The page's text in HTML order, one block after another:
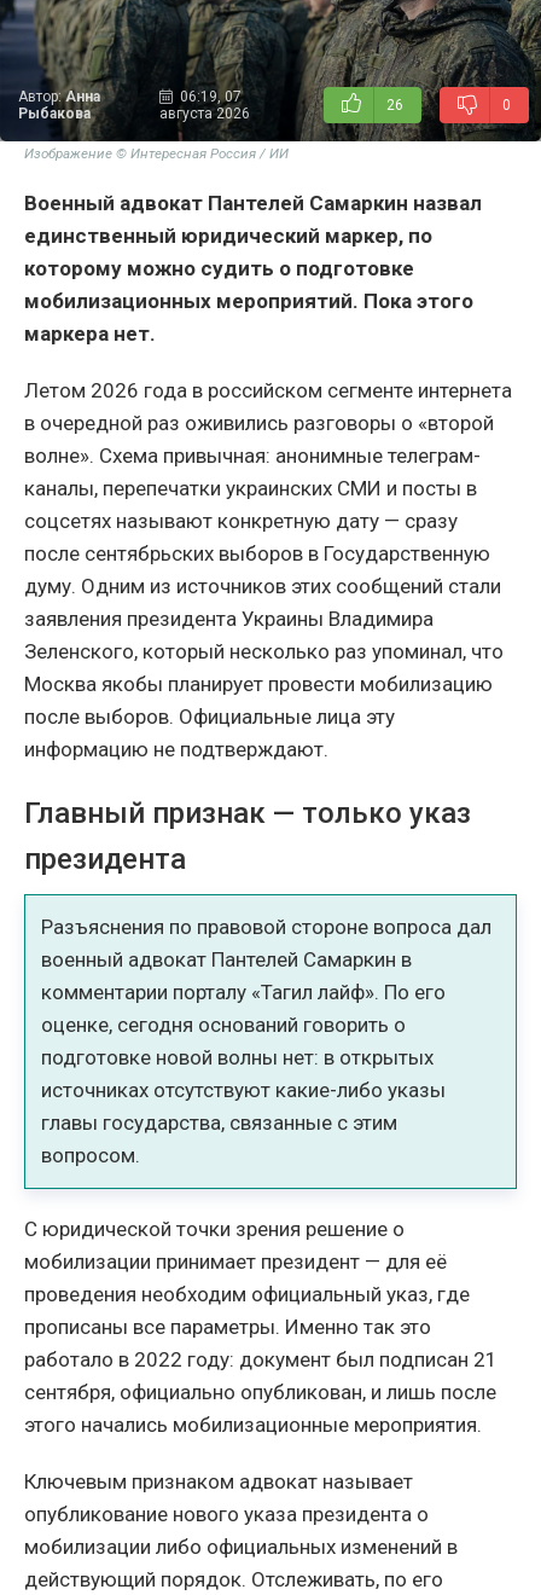
Автор:Анна
Рыбакова
06:19, 07
августа 2026
26 0
Изображение © Интересная Россия / ИИ
Военный адвокат Пантелей Самаркин назвал
единственный юридический маркер, по
которому можно судить о подготовке
мобилизационных мероприятий. Пока этого
маркера нет.
Летом 2026 года в российском сегменте интернета
в очередной раз оживились разговоры о «второй
волне». Схема привычная: анонимные телеграм-
каналы, перепечатки украинских СМИ и посты в
соцсетях называют конкретную дату — сразу
после сентябрьских выборов в Государственную
думу. Одним из источников этих сообщений стали
заявления президента Украины Владимира
Зеленского, который несколько раз упоминал, что
Москва якобы планирует провести мобилизацию
после выборов. Официальные лица эту
информацию не подтверждают.
Главный признак — только указ
президента
Разъяснения по правовой стороне вопроса дал
военный адвокат Пантелей Самаркин в
комментарии порталу «Тагил лайф». По его
оценке, сегодня оснований говорить о
подготовке новой волны нет: в открытых
источниках отсутствуют какие-либо указы
главы государства, связанные с этим
вопросом.
С юридической точки зрения решение о
мобилизации принимает президент — для её
проведения необходим официальный указ, где
прописаны все параметры. Именно так это
работало в 2022 году: документ был подписан 21
сентября, официально опубликован, и лишь после
этого начались мобилизационные мероприятия.
Ключевым признаком адвокат называет
опубликование нового указа президента о
мобилизации либо официальных изменений в
действующий порядок. Отслеживать, по его